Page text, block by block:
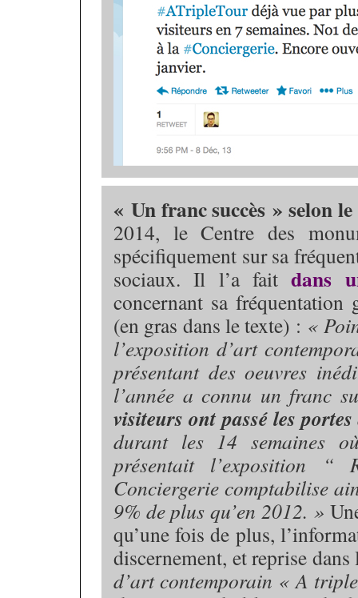
« Un franc succès » selon
2014, le Centre des
spécifiquement sur sa
sociaux. Il l’a faitdans
concernant sa fréquentation
(en gras dans le texte) : «
l’exposition d’art
présentant des oeuvres
l’année a connu un franc
visiteurs ont passé les
durant les 14 semaines
présentait l’exposition
Conciergerie comptabilise
9% de plus qu’en 2012. »
qu’une fois de plus,
discernement, et reprise
d’art contemporain « A